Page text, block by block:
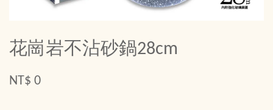
花崗岩不沾砂鍋28cm
NT$ 0